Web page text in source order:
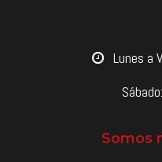
​Lunes a
Somos